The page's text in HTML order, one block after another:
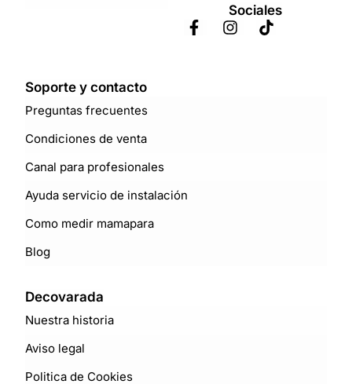
Sociales
Soporte y contacto
Preguntas frecuentes
Condiciones de venta
Canal para profesionales
Ayuda servicio de instalación
Como medir mamapara
Blog
Decovarada
Nuestra historia
Aviso legal
Politica de Cookies